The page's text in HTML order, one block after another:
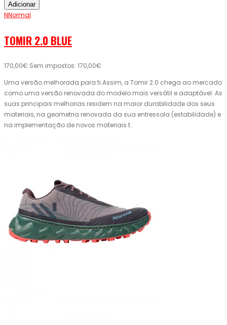
Adicionar
NNormal
TOMIR 2.0 BLUE
170,00€ Sem impostos: 170,00€
Uma versão melhorada para ti.Assim, a Tomir 2.0 chega ao mercado
como uma versão renovada do modelo mais versátil e adaptável. As
suas principais melhorias residem na maior durabilidade dos seus
materiais, na geometria renovada da sua entressola (estabilidade) e
na implementação de novos materiais t..